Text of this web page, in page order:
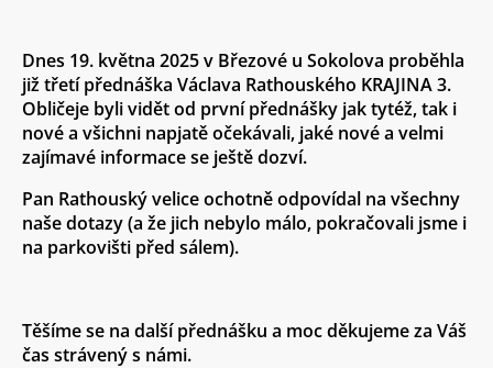
Dnes 19. května 2025 v Březové u Sokolova proběhla
již třetí přednáška Václava Rathouského KRAJINA 3.
Obličeje byli vidět od první přednášky jak tytéž, tak i
nové a všichni napjatě očekávali, jaké nové a velmi
zajímavé informace se ještě dozví.
Pan Rathouský velice ochotně odpovídal na všechny
naše dotazy (a že jich nebylo málo, pokračovali jsme i
na parkovišti před sálem).
Těšíme se na další přednášku a moc děkujeme za Váš
čas strávený s námi.